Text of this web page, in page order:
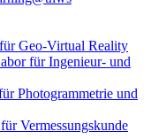
Geo-Virtual Reality
für Ingenieur- und
Photogrammetrie und
Vermessungskunde